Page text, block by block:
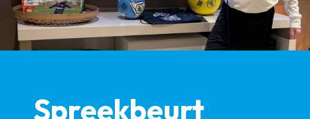
Spreekbeurt